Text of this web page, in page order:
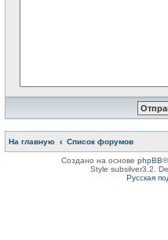
На главную Список форумов
Создано на основе phpBB
Style subsilver3.2.
Русская